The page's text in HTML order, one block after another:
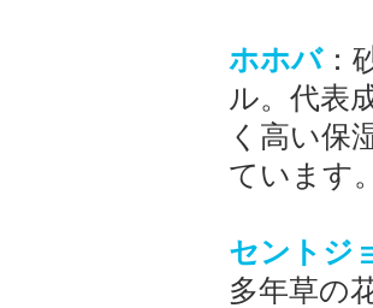
ホホバ：
ル。代表
く高い保
ています。
セントジ
多年草の